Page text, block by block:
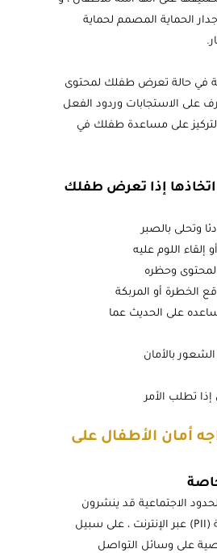
الحماية المصمم لحماية
حالة تعرض طفلك لمحتوى
على الاستجابات وردود الفعل
على مساعدة طفلك في
إذا تعرض طفلك
وتحلى بالصبر
اللوم عليه
وحظره
الخطرة أو المربكة
على الحديث عما
بالأمان
تطلب الأمر
أمان الأطفال على
الاجتماعية قد ينشرون
معلومات تعريف شخصية (PII) عبر الإنترنت ، على سبيل
على وسائل التواصل